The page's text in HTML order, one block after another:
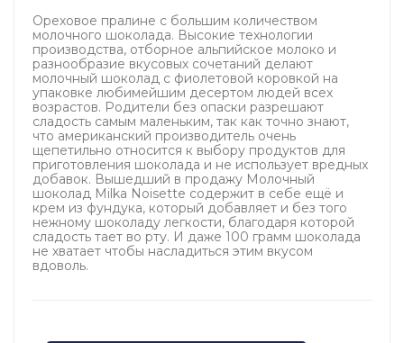
Ореховое пралине с большим количеством
молочного шоколада. Высокие технологии
производства, отборное альпийское молоко и
разнообразие вкусовых сочетаний делают
молочный шоколад с фиолетовой коровкой на
упаковке любимейшим десертом людей всех
возрастов. Родители без опаски разрешают
сладость самым маленьким, так как точно знают,
что американский производитель очень
щепетильно относится к выбору продуктов для
приготовления шоколада и не использует вредных
добавок. Вышедший в продажу Молочный
шоколад Milka Noisette содержит в себе ещё и
крем из фундука, который добавляет и без того
нежному шоколаду легкости, благодаря которой
сладость тает во рту. И даже 100 грамм шоколада
не хватает чтобы насладиться этим вкусом
вдоволь.